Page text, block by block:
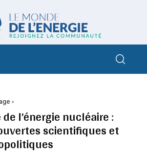
»
l’énergie nucléaire :
scientifiques et